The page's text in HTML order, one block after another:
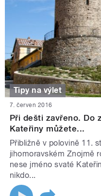
Tipy na výlet
7. červen 2016
Při dešti zavřeno. Do
Kateřiny můžete...
Přibližně v polovině 11.
jihomoravském Znojmě
nese jméno svaté
nikdo...